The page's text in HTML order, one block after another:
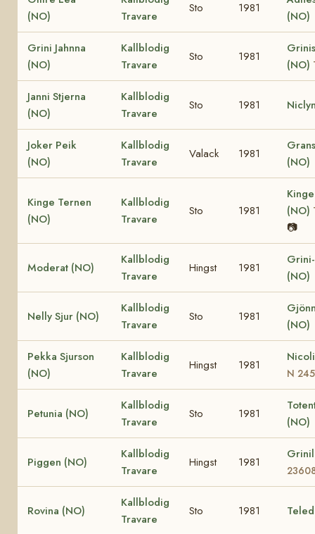
(NO)
Travare
Sto 1981
(NO)
Grini Jahnna
(NO)
Kallblodig
Travare
Sto 1981
(NO)
Janni Stjerna
(NO)
Kallblodig
Travare
Sto 1981
Joker Peik
(NO)
Kallblodig
Travare
Valack 1981
(NO)
Kinge Ternen
(NO)
Kallblodig
Travare
Sto 1981
(NO)
📷
Moderat (NO)
Kallblodig
Travare
Hingst 1981
(NO)
Nelly Sjur (NO)
Kallblodig
Travare
Sto 1981
(NO)
Pekka Sjurson
(NO)
Kallblodig
Travare
Hingst 1981
N
Petunia (NO)
Kallblodig
Travare
Sto 1981
(NO)
Piggen (NO)
Kallblodig
Travare
Hingst 1981
Rovina (NO)
Kallblodig
Travare
Sto 1981